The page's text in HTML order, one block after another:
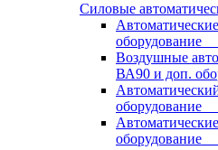
Силовые
оборудование
Воздушные
ВА90 и доп.
оборудование
оборудование